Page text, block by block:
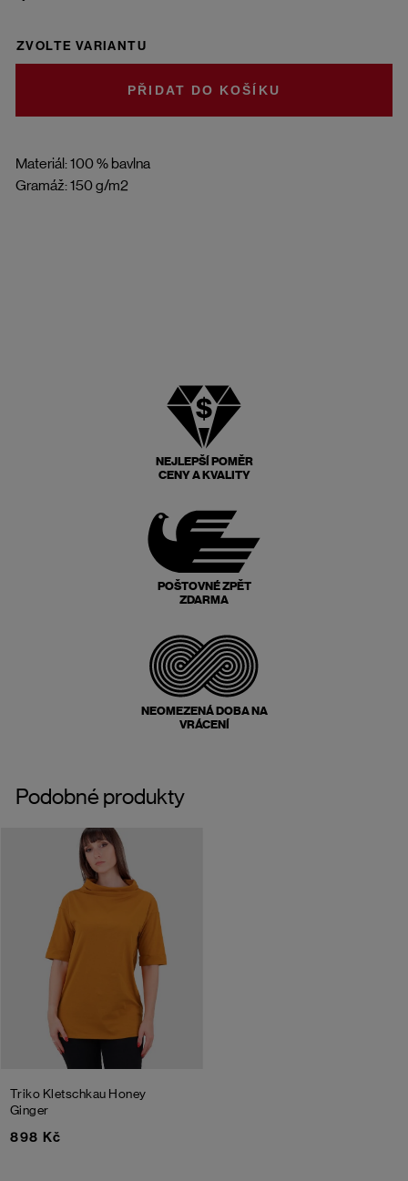
Materiál: 100 % bavlna
Gramáž: 150 g/m2
ZVOLTE VARIANTU
DO KOŠÍKU
NEJLEPŠÍ POMĚR
CENY A KVALITY
POŠTOVNÉ ZPĚT
ZDARMA
NEOMEZENÁ DOBA NA
VRÁCENÍ
Podobné produkty
Triko Kletschkau Honey
Ginger
898 Kč